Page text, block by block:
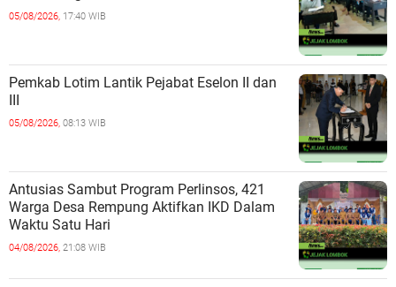
05/08/2026, 17:40 WIB
Pemkab Lotim Lantik Pejabat Eselon II dan
III
05/08/2026, 08:13 WIB
Antusias Sambut Program Perlinsos, 421
Warga Desa Rempung Aktifkan IKD Dalam
Waktu Satu Hari
04/08/2026, 21:08 WIB